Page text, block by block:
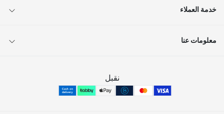
خدمة العملاء
معلومات عنا
نقبل